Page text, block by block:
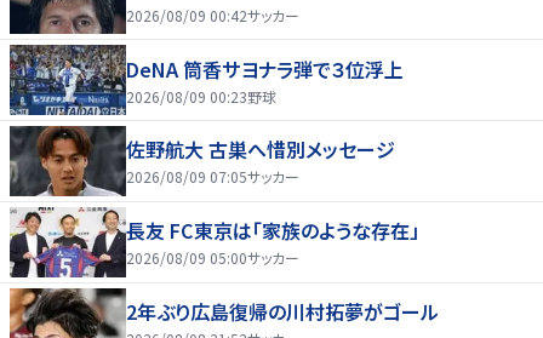
2026/08/09 00:42サッカー
DeNA 筒香サヨナラ弾で３位浮上
2026/08/09 00:23野球
佐野航大 古巣へ惜別メッセージ
2026/08/09 07:05サッカー
長友 FC東京は「家族のような存在」
2026/08/09 05:00サッカー
2年ぶり広島復帰の川村拓夢がゴール